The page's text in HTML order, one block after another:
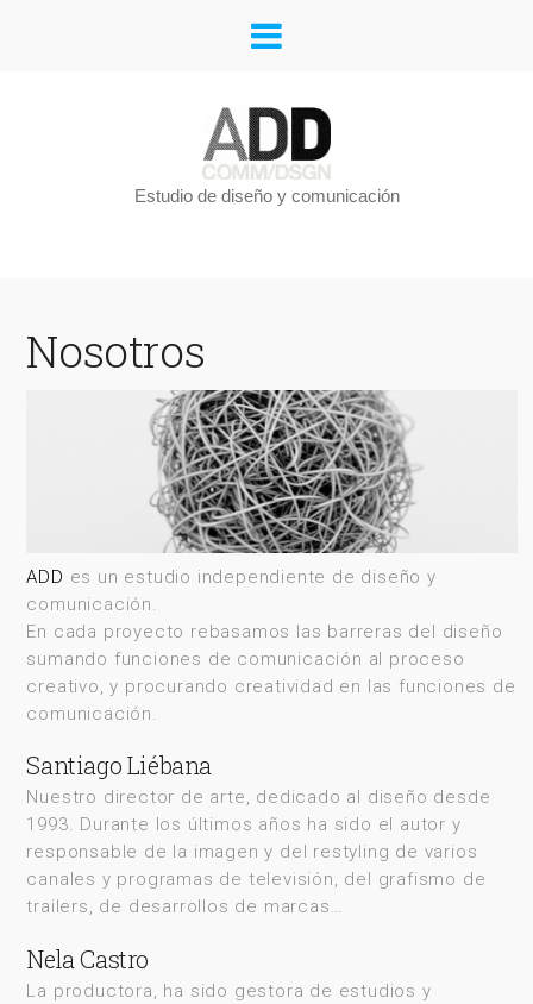
Estudio de diseño y comunicación
Nosotros
ADD es un estudio independiente de diseño y
comunicación.
En cada proyecto rebasamos las barreras del diseño
sumando funciones de comunicación al proceso
creativo, y procurando creatividad en las funciones de
comunicación.
Santiago Liébana
Nuestro director de arte, dedicado al diseño desde
1993. Durante los últimos años ha sido el autor y
responsable de la imagen y del restyling de varios
canales y programas de televisión, del grafismo de
trailers, de desarrollos de marcas…
Nela Castro
La productora, ha sido gestora de estudios y